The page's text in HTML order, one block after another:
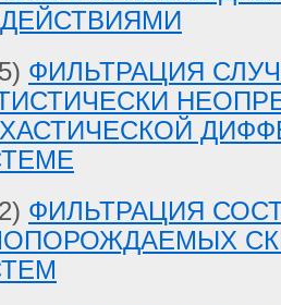
ФИЛЬТРАЦИЯ
ФИЛЬТРАЦИЯ